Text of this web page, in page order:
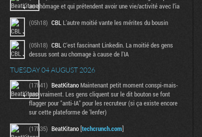
au chômage et qui prétendent avoir une vie/activité avec l’ia
(05h18) CBL L'autre moitié vante les mérites du bousin
(05h18) CBLC'est fascinant Linkedin. La moitié des gens
dessus sont au chomage à cause de l'IA
TUESDAY 04 AUGUST 2026
(17h41) BeatKitano Maintenant petit moment conspi-mais-
pas-vraiment. Les gens cliquent sur le dit bouton se font
flagger pour "anti-IA" pour les recruteur (si ça existe encore
sur cette plateforme de 'lenfer)
(17h35) BeatKitano[techcrunch.com]